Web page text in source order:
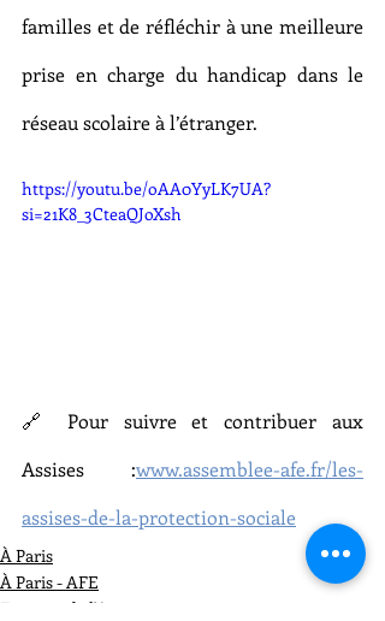
familles et de réfléchir à une meilleure
prise en charge du handicap dans le
réseau scolaire à l’étranger.
https://youtu.be/oAA0YyLK7UA?
si=21K8_3CteaQJoXsh
🔗 Pour suivre et contribuer aux
Assises :www.assemblee-afe.fr/les-
assises-de-la-protection-sociale
À Paris
À Paris - AFE
Français de l'étranger